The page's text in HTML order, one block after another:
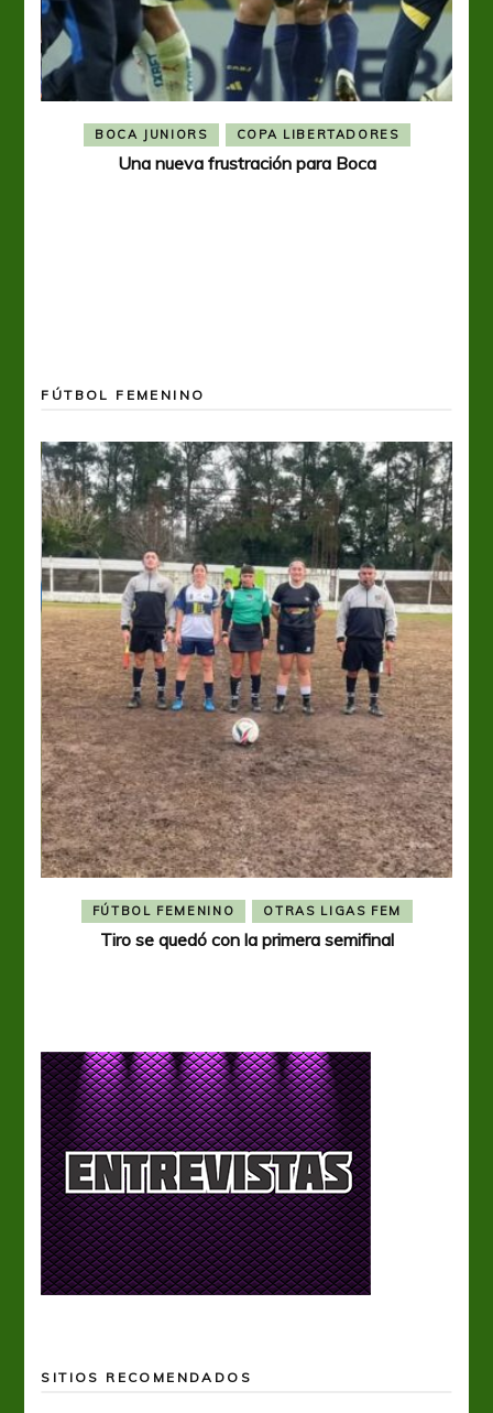
BOCA JUNIORS COPA LIBERTADORES
Una nueva frustración para Boca
FÚTBOL FEMENINO
FÚTBOL FEMENINO OTRAS LIGAS FEM
Tiro se quedó con la primera semifinal
SITIOS RECOMENDADOS